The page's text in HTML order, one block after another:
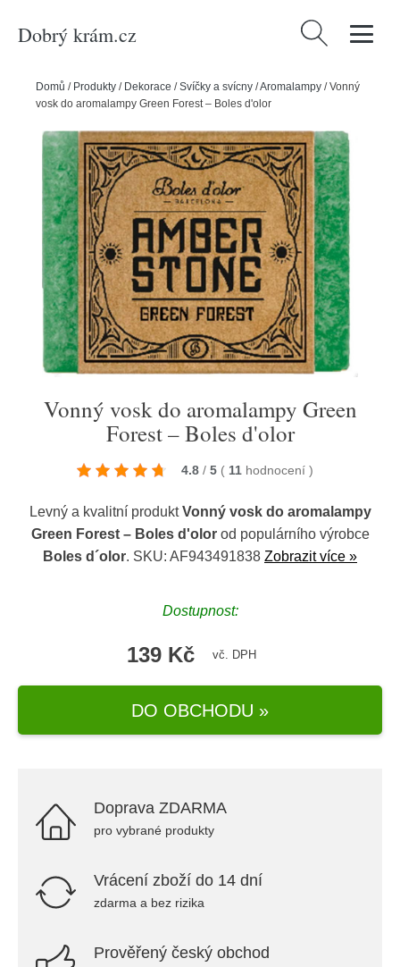
Dobrý krám.cz Vyhledávání
Domů / Produkty / Dekorace /Svíčky a svícny /Aromalampy /Vonný
vosk do aromalampy Green Forest – Boles d'olor
Vonný vosk do aromalampy Green
Forest – Boles d'olor
4.8 / 5 ( 11 hodnocení )
Levný a kvalitní produktVonný vosk do aromalampy
Green Forest – Boles d'olorod populárního výrobce
Boles d´olor. SKU: AF943491838 Zobrazit více »
Dostupnost:
139 Kč vč. DPH
DO OBCHODU »
Doprava ZDARMA
pro vybrané produkty
Vrácení zboží do 14 dní
zdarma a bez rizika
Prověřený český obchod